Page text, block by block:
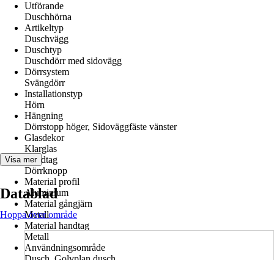
Utförande
Duschhörna
Artikeltyp
Duschvägg
Duschtyp
Duschdörr med sidovägg
Dörrsystem
Svängdörr
Installationstyp
Hörn
Hängning
Dörrstopp höger, Sidoväggfäste vänster
Glasdekor
Klarglas
Handtag
Dörrknopp
Material profil
Aluminium
Material gångjärn
Metall
Material handtag
Metall
Användningsområde
Visa mer
Datablad
Hoppa över område